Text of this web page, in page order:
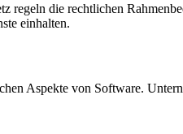
regeln die rechtlichen
einhalten.
Aspekte von Software.